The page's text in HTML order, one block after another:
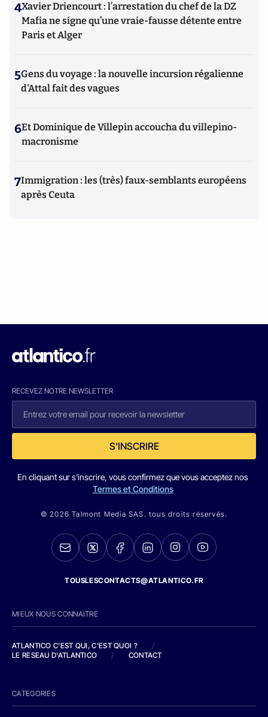
4Xavier Driencourt : l’arrestation du chef de la DZ
Mafia ne signe qu’une vraie-fausse détente entre
Paris et Alger
5Gens du voyage : la nouvelle incursion régalienne
d'Attal fait des vagues
6Et Dominique de Villepin accoucha du villepino-
macronisme
7Immigration : les (très) faux-semblants européens
après Ceuta
RECEVEZ NOTRE NEWSLETTER
S'INSCRIRE
En cliquant sur s'inscrire, vous confirmez que vous acceptez nos
Termes et Conditions
© 2026 Talmont Media SAS. tous droits réservés.
TOUSLESCONTACTS@ATLANTICO.FR
MIEUX NOUS CONNAITRE
ATLANTICO C'EST QUI, C'EST QUOI ?
/
LE RESEAU D'ATLANTICO
/ CONTACT
CATEGORIES